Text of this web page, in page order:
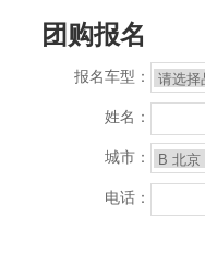
团购报名
报名车型：
姓名：
城市：
电话：